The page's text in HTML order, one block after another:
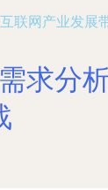
联网产业发展
求分